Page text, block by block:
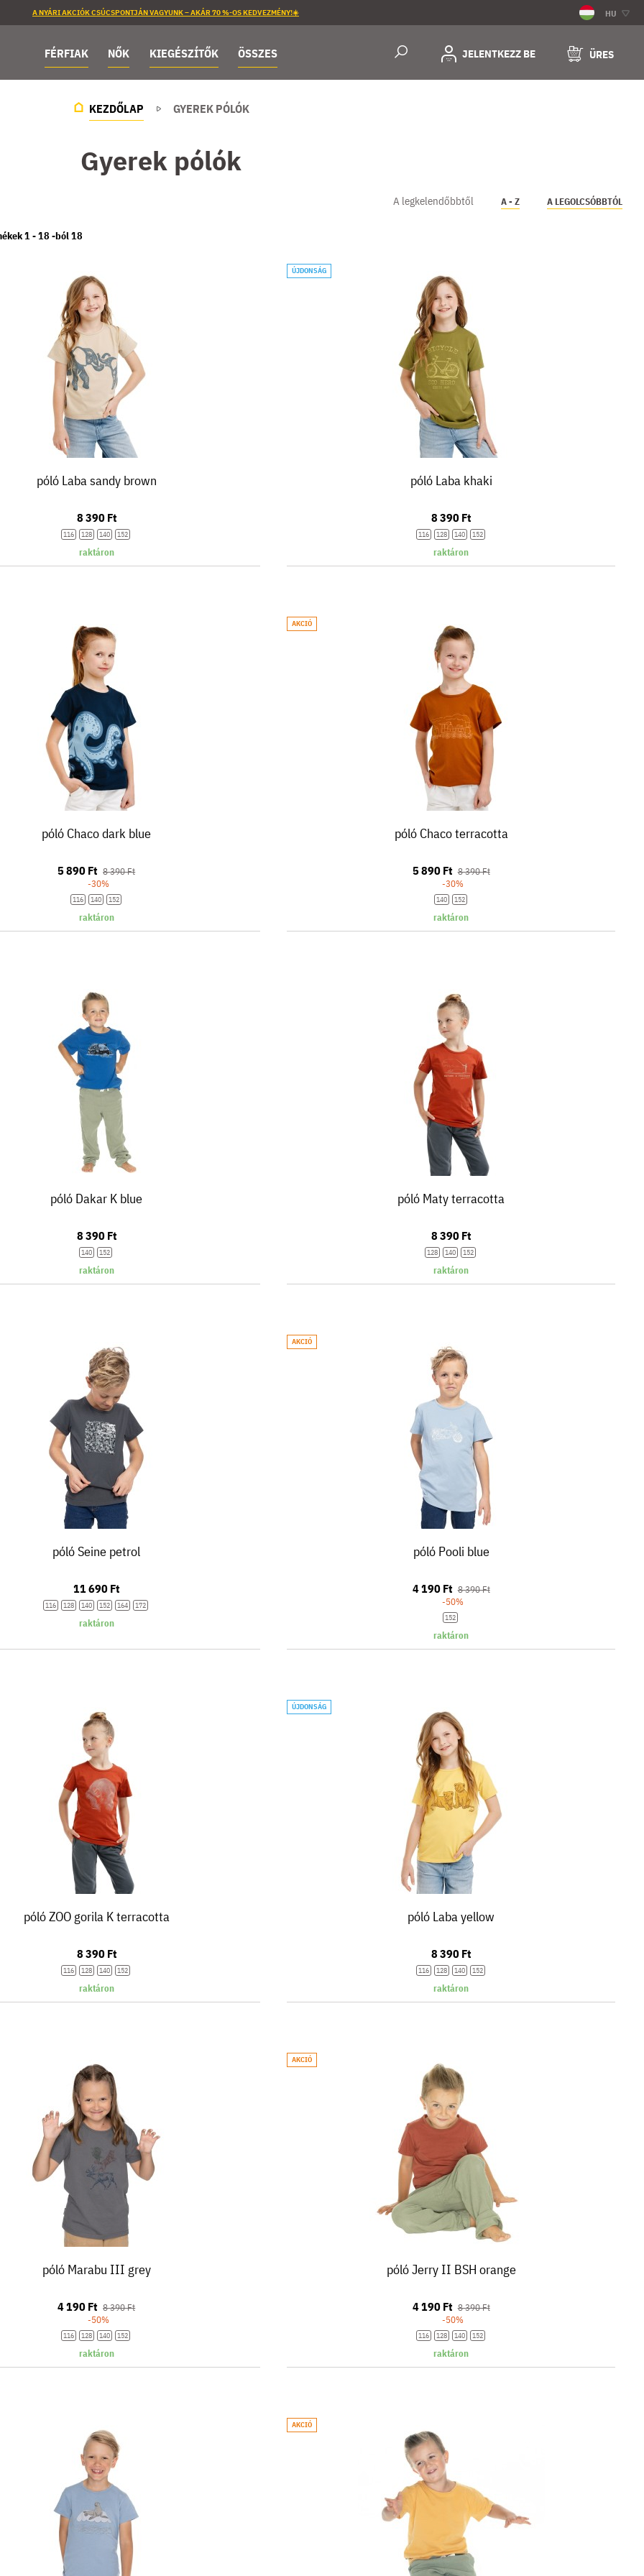
A NYÁRI AKCIÓK CSÚCSPONTJÁN VAGYUNK – AKÁR 70 %-OS KEDVEZMÉNY!☀️ HU
FÉRFIAK NŐK KIEGÉSZÍTŐK ÖSSZES JELENTKEZZ BE ÜRES
KEZDŐLAP GYEREK PÓLÓK
Gyerek pólók
A legkelendőbbtől A - Z A LEGOLCSÓBBTÓL
1 -18 -ból18
póló Laba sandy brown
8 390 Ft
116 128 140 152
raktáron
ÚJDONSÁG
póló Laba khaki
8 390 Ft
116 128 140 152
raktáron
póló Chaco dark blue
5 890 Ft 8 390 Ft
-30%
116 140 152
raktáron
AKCIÓ
póló Chaco terracotta
5 890 Ft 8 390 Ft
-30%
140 152
raktáron
póló Dakar K blue
8 390 Ft
140 152
raktáron
póló Maty terracotta
8 390 Ft
128 140 152
raktáron
póló Seine petrol
11 690 Ft
116 128 140 152 164 172
raktáron
AKCIÓ
póló Pooli blue
4 190 Ft 8 390 Ft
-50%
152
raktáron
póló ZOO gorila K terracotta
8 390 Ft
116 128 140 152
raktáron
ÚJDONSÁG
póló Laba yellow
8 390 Ft
116 128 140 152
raktáron
póló Marabu III grey
4 190 Ft 8 390 Ft
-50%
116 128 140 152
raktáron
AKCIÓ
póló Jerry II BSH orange
4 190 Ft 8 390 Ft
-50%
116 128 140 152
raktáron
AKCIÓ